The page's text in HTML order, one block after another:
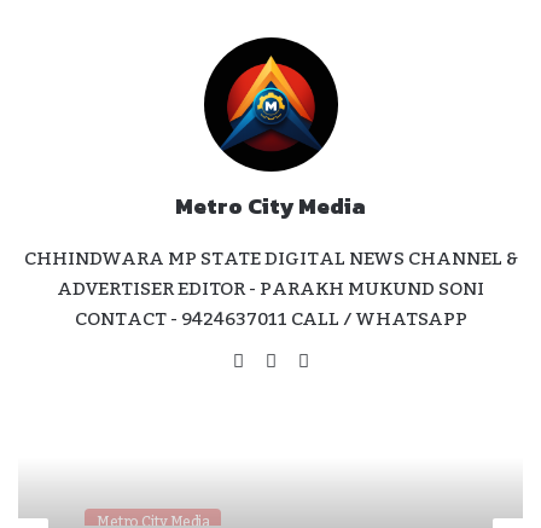
Metro City Media
CHHINDWARA MP STATE DIGITAL NEWS CHANNEL &
ADVERTISER EDITOR - PARAKH MUKUND SONI
CONTACT - 9424637011 CALL / WHATSAPP
WebsiteFacebook
Metro City Media